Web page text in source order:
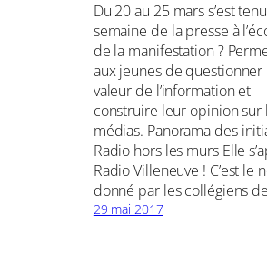
Du 20 au 25 mars s’est
semaine de la presse à
de la manifestation ?
aux jeunes de questionner
valeur de l’information et
construire leur opinion sur
médias. Panorama des
Radio hors les murs Elle
Radio Villeneuve ! C’est le
donné par les collégiens
29 mai 2017